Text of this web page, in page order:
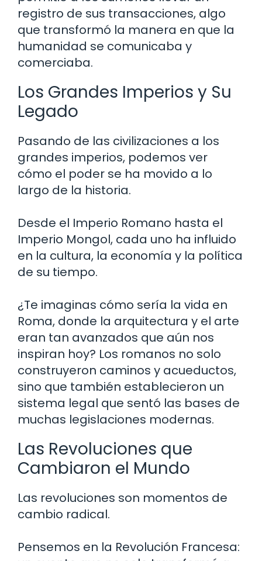
registro de sus transacciones, algo
que transformó la manera en que la
humanidad se comunicaba y
comerciaba.
Los Grandes Imperios y Su
Legado
Pasando de las civilizaciones a los
grandes imperios, podemos ver
cómo el poder se ha movido a lo
largo de la historia.
Desde el Imperio Romano hasta el
Imperio Mongol, cada uno ha influido
en la cultura, la economía y la política
de su tiempo.
¿Te imaginas cómo sería la vida en
Roma, donde la arquitectura y el arte
eran tan avanzados que aún nos
inspiran hoy? Los romanos no solo
construyeron caminos y acueductos,
sino que también establecieron un
sistema legal que sentó las bases de
muchas legislaciones modernas.
Las Revoluciones que
Cambiaron el Mundo
Las revoluciones son momentos de
cambio radical.
Pensemos en la Revolución Francesa: